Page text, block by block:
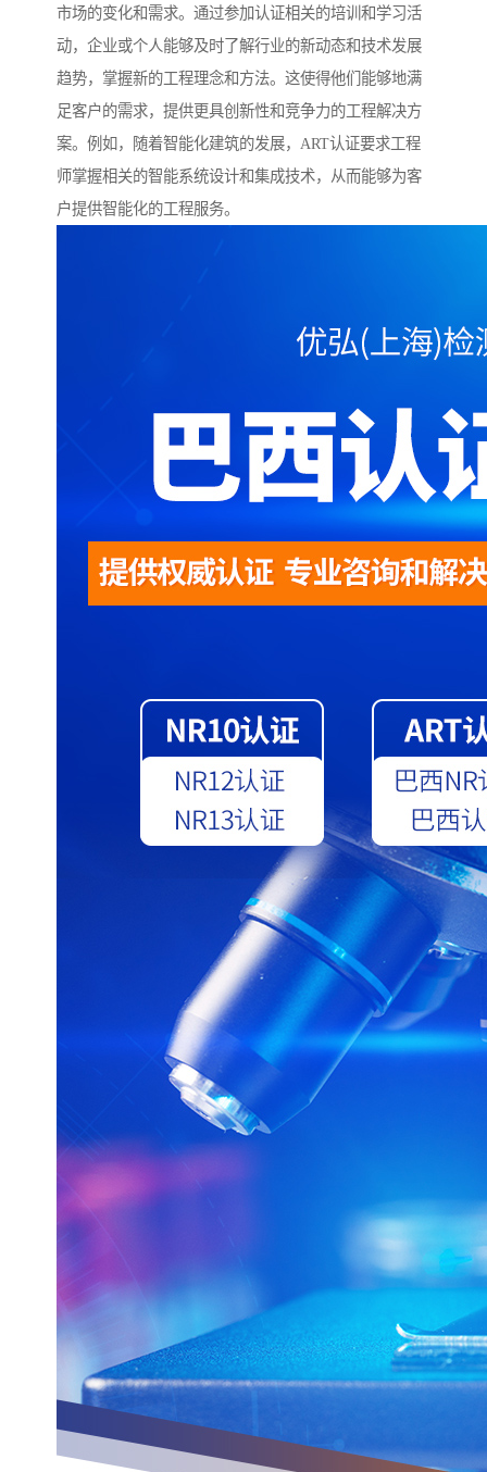
市场的变化和需求。通过参加认证相关的培训和学习活
动，企业或个人能够及时了解行业的新动态和技术发展
趋势，掌握新的工程理念和方法。这使得他们能够地满
足客户的需求，提供更具创新性和竞争力的工程解决方
案。例如，随着智能化建筑的发展，ART认证要求工程
师掌握相关的智能系统设计和集成技术，从而能够为客
户提供智能化的工程服务。